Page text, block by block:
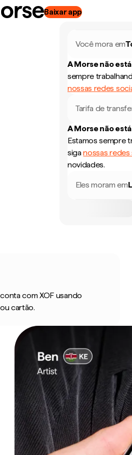
Baixar app
Você mora em
A Morse não
sempre
nossas redes
Tarifa de
A Morse não
Estamos sempre
siganossas redes
novidades.
Eles moram em
com XOF usando
cartão.